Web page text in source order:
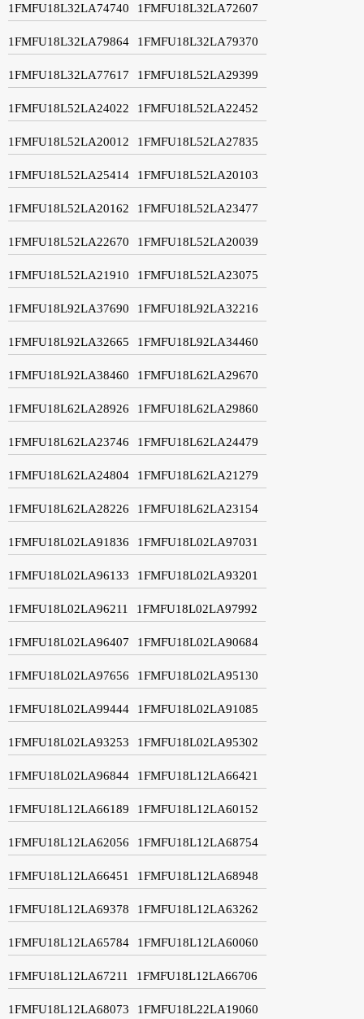
1FMFU18L32LA74740 1FMFU18L32LA72607
1FMFU18L32LA79864 1FMFU18L32LA79370
1FMFU18L32LA77617 1FMFU18L52LA29399
1FMFU18L52LA24022 1FMFU18L52LA22452
1FMFU18L52LA20012 1FMFU18L52LA27835
1FMFU18L52LA25414 1FMFU18L52LA20103
1FMFU18L52LA20162 1FMFU18L52LA23477
1FMFU18L52LA22670 1FMFU18L52LA20039
1FMFU18L52LA21910 1FMFU18L52LA23075
1FMFU18L92LA37690 1FMFU18L92LA32216
1FMFU18L92LA32665 1FMFU18L92LA34460
1FMFU18L92LA38460 1FMFU18L62LA29670
1FMFU18L62LA28926 1FMFU18L62LA29860
1FMFU18L62LA23746 1FMFU18L62LA24479
1FMFU18L62LA24804 1FMFU18L62LA21279
1FMFU18L62LA28226 1FMFU18L62LA23154
1FMFU18L02LA91836 1FMFU18L02LA97031
1FMFU18L02LA96133 1FMFU18L02LA93201
1FMFU18L02LA96211 1FMFU18L02LA97992
1FMFU18L02LA96407 1FMFU18L02LA90684
1FMFU18L02LA97656 1FMFU18L02LA95130
1FMFU18L02LA99444 1FMFU18L02LA91085
1FMFU18L02LA93253 1FMFU18L02LA95302
1FMFU18L02LA96844 1FMFU18L12LA66421
1FMFU18L12LA66189 1FMFU18L12LA60152
1FMFU18L12LA62056 1FMFU18L12LA68754
1FMFU18L12LA66451 1FMFU18L12LA68948
1FMFU18L12LA69378 1FMFU18L12LA63262
1FMFU18L12LA65784 1FMFU18L12LA60060
1FMFU18L12LA67211 1FMFU18L12LA66706
1FMFU18L12LA68073 1FMFU18L22LA19060